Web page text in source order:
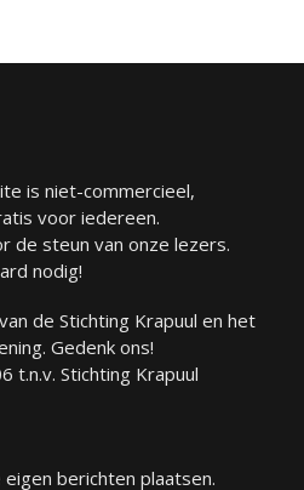
is niet-commercieel,
voor iedereen.
de steun van onze lezers.
nodig!
de Stichting Krapuul en het
Gedenk ons!
t.n.v. Stichting Krapuul
eigen berichten plaatsen.